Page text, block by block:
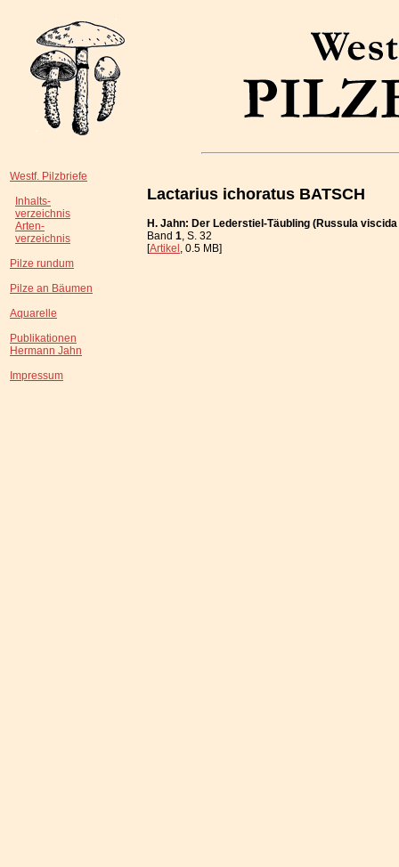
Westf. Pilzbriefe
Inhalts-
verzeichnis
Arten-
verzeichnis
Pilze rundum
Pilze an Bäumen
Aquarelle
Publikationen
Hermann Jahn
Impressum
Lactarius ichoratus BATSCH
H. Jahn: Der Lederstiel-Täubling (Russula
Band 1, S. 32
[Artikel, 0.5 MB]